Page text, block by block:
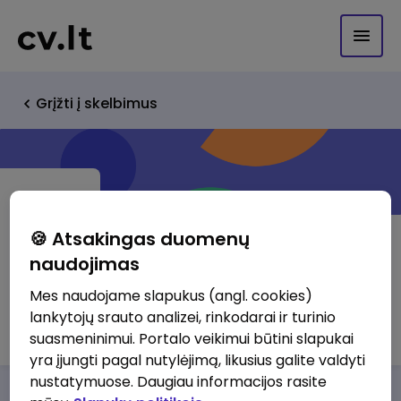
Grįžti į skelbimus
Timelinks Technologies inc.
atstovybė
🍪 Atsakingas duomenų
naudojimas
Mes naudojame slapukus (angl. cookies)
lankytojų srauto analizei, rinkodarai ir turinio
suasmeninimui. Portalo veikimui būtini slapukai
yra įjungti pagal nutylėjimą, likusius galite valdyti
nustatymuose. Daugiau informacijos rasite